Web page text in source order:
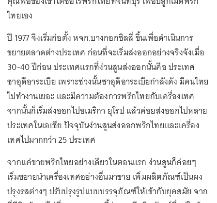
ไทยเอง
ปี 1977 จึงเริ่มก่อตั้ง หจก.บางกอกชิลลี่ ขึ้นเพื่อดำเนินการ
ขยายตลาดต่างประเทศ ก่อนที่จะเริ่มส่งออกอย่างจริงจังเมื่อ
30-40 ปีก่อน ประเทศแรกที่ง่วนสูนส่งออกนั้นคือ ประเทศ
ซาอุดีอาระเบีย เพราะช่วงนั้นซาอุดีอาระเบียกำลังดัง มีคนไทย
ไปทำงานเยอะ และมีความต้องการพริกไทยกับเครื่องเทศ
จากนั้นก็เริ่มส่งออกไปอเมริกา ยุโรป แล้วค่อยส่งออกไปหลาย
ประเทศในเอเชีย ปัจจุบันง่วนสูนส่งออกพริกไทยและเครื่อง
เทศไปมากกว่า 25 ประเทศ
จากแค่ขายพริกไทยอย่างเดียวในตอนแรก ง่วนสูนก็ค่อยๆ
เริ่มขยายนำเครื่องเทศอย่างอื่นมาขาย เพิ่มผลิตภัณฑ์เป็นผง
ปรุงรสต่างๆ ปรับปรุงรูปแบบบรรจุภัณฑ์ให้เข้ากับยุคสมัย จาก